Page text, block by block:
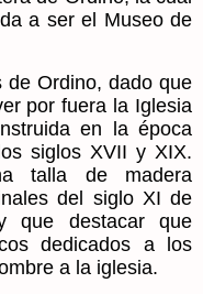
a ser el Museo de
de Ordino, dado que
por fuera la Iglesia
en la época
siglos XVII y XIX.
talla de madera
del siglo XI de
que destacar que
dedicados a los
a la iglesia.